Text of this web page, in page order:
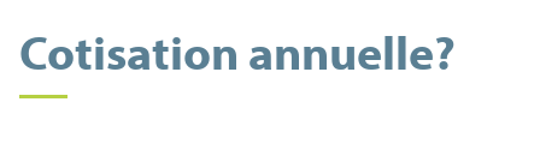
Cotisation annuelle?